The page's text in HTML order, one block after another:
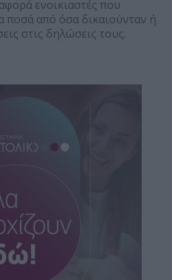
ενοικιαστές που
από όσα δικαιούνταν ή
στις δηλώσεις τους.